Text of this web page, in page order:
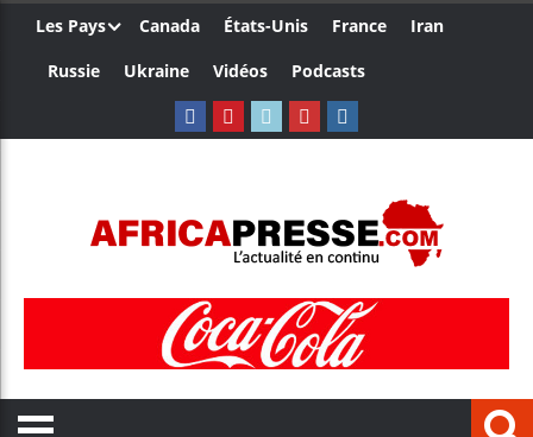
Les Pays Canada États-Unis France
Iran
Russie
Ukraine Vidéos Podcasts